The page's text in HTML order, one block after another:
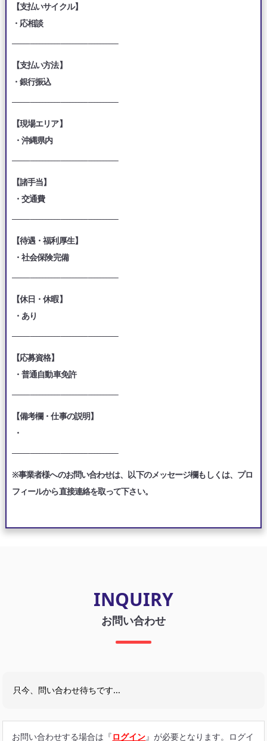
【支払いサイクル】
・応相談
【支払い方法】
・銀行振込
【現場エリア】
・沖縄県内
【諸手当】
・交通費
【待遇・福利厚生】
・社会保険完備
【休日・休暇】
・あり
【応募資格】
・普通自動車免許
【備考欄・仕事の説明】
・
※事業者様へのお問い合わせは、以下のメッセージ欄もしくは、プロ
フィールから直接連絡を取って下さい。
INQUIRY
お問い合わせ
只今、問い合わせ待ちです...
お問い合わせする場合は『ログイン』が必要となります。ログイ